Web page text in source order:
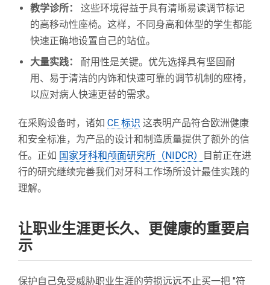
教学诊所：
这些环境得益于具有清晰易读调节标记
的高移动性座椅。这样，不同身高和体型的学生都能
快速正确地设置自己的站位。
大量实践：
耐用性是关键。优先选择具有坚固耐
用、易于清洁的内饰和快速可靠的调节机制的座椅，
以应对病人快速更替的需求。
在采购设备时，诸如 CE 标识 这表明产品符合欧洲健康
和安全标准，为产品的设计和制造质量提供了额外的信
任。正如 国家牙科和颅面研究所（NIDCR）
目前正在进
行的研究继续完善我们对牙科工作场所设计最佳实践的
理解。
让职业生涯更长久、更健康的重要启
示
保护自己免受威胁职业生涯的劳损远远不止买一把 "符